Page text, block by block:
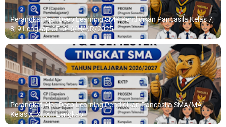
Perangkat Ajar Deep Learning SMP Pendidikan Pancasila Kelas 7,
8, 9 Lengkap CP 046/H/KR/2025
Perangkat Ajar Deep Learning Pendidikan Pancasila SMA/MA
Kelas X, XI, XII Lengkap